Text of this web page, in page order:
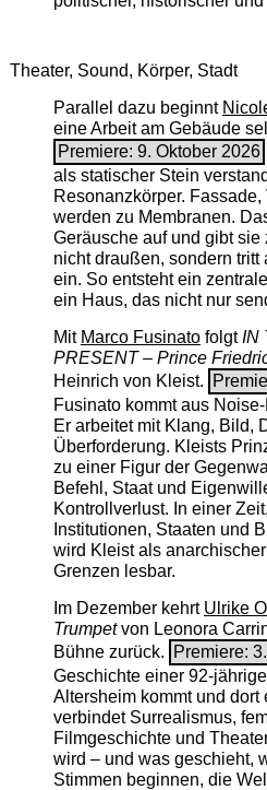
Theater, Sound, Körper, Stadt
Parallel dazu beginnt
eine Arbeit am Gebäude
Premiere: 9. Oktober 2026
als statischer Stein
Resonanzkörper.
werden zu Membranen.
Geräusche auf und gibt
nicht draußen, sondern
ein. So entsteht ein
ein Haus, das nicht nur
Mit Marco FusinatofolgtIN
PRESENT – Prince
Heinrich von Kleist.
Fusinato kommt aus
Er arbeitet mit Klang, Bild,
Überforderung. Kleists
zu einer Figur der
Befehl, Staat und
Kontrollverlust. In einer
Institutionen, Staaten und
wird Kleist als
Grenzen lesbar.
Im Dezember kehrt Ulrike
Trumpetvon Leonora
Bühne zurück.
Premiere:
Geschichte einer 92-
Altersheim kommt und
verbindet Surrealismus,
Filmgeschichte und
wird – und was geschieht,
Stimmen beginnen, die